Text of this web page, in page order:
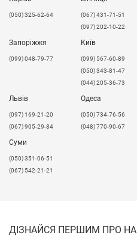
(050) 325-62-64
(067) 431-71-51
(097) 202-10-22
Запоріжжя
(099) 048-79-77
Київ
(099) 567-60-89
(050) 343-81-47
(044) 205-36-73
Львів
​(097) 169-21-20
(067) 905-29-84
Одеса
(050) 734-76-56
(048) 770-90-67
Суми
(050) 351-06-51
(067) 542-21-21
ДІЗНАЙСЯ ПЕРШИМ ПРО